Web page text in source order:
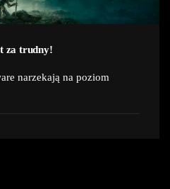
za trudny!
narzekają na poziom